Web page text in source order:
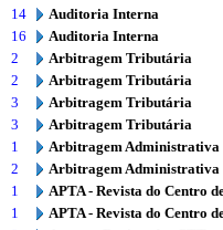
14
Auditoria Interna
16
Auditoria Interna
2
Arbitragem Tributária
2
Arbitragem Tributária
3
Arbitragem Tributária
3
Arbitragem Tributária
1
Arbitragem Administrativa
2
Arbitragem Administrativa
1
APTA - Revista do Centro
1
APTA - Revista do Centro